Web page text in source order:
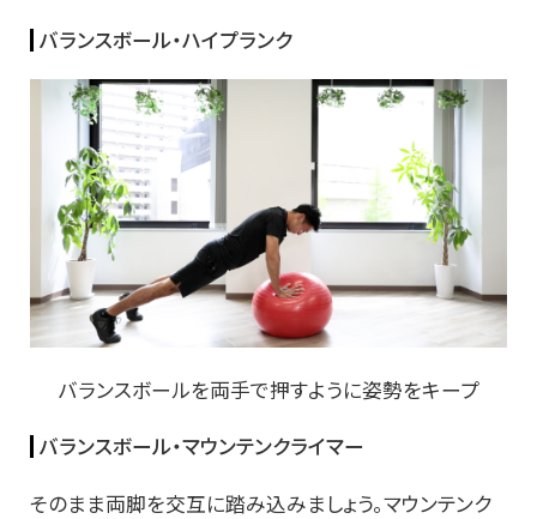
バランスボール・ハイプランク
バランスボールを両手で押すように姿勢をキープ
バランスボール・マウンテンクライマー
そのまま両脚を交互に踏み込みましょう。マウンテンク